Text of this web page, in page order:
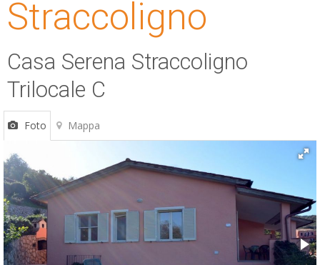
PYC
ESP
Straccoligno
Casa Serena Straccoligno
Trilocale C
Foto Mappa